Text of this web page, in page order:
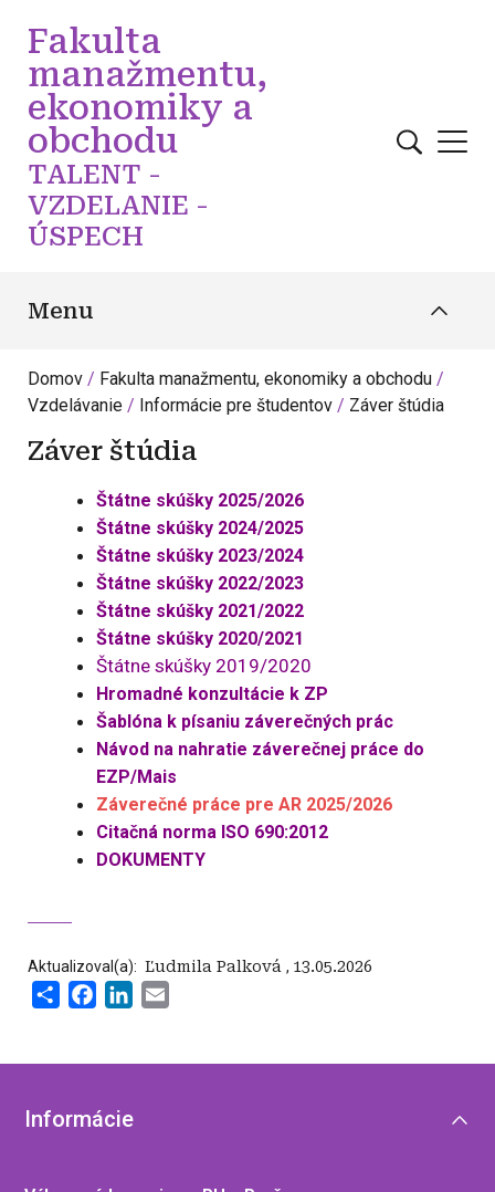
Fakulta
manažmentu,
ekonomiky a
obchodu
TALENT -
VZDELANIE -
ÚSPECH
Menu
Domov
Fakulta manažmentu, ekonomiky a obchodu
Vzdelávanie
Informácie pre študentov Záver štúdia
Záver štúdia
Štátne skúšky 2025/2026
Štátne skúšky 2024/2025
Štátne skúšky 2023/2024
Štátne skúšky 2022/2023
Štátne skúšky 2021/2022
Štátne skúšky 2020/2021
Štátne skúšky 2019/2020
Hromadné konzultácie k ZP
Šablóna k písaniu záverečných prác
Návod na nahratie záverečnej práce do
EZP/Mais
Záverečné práce pre AR 2025/2026
Citačná norma ISO 690:2012
DOKUMENTY
Aktualizoval(a): ‍ Ľudmila Palková , 13.05.2026
Share FacebookLinkedIn
Informácie